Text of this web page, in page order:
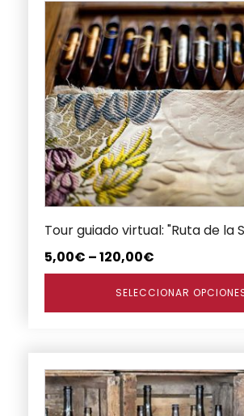
Tour guiado virtual: "Ruta de la
5,00€ –120,00€
SELECCIONAR
Este
producto
tiene
múltiples
variantes.
Las
opciones
se
pueden
elegir
en
la
página
de
Este
producto